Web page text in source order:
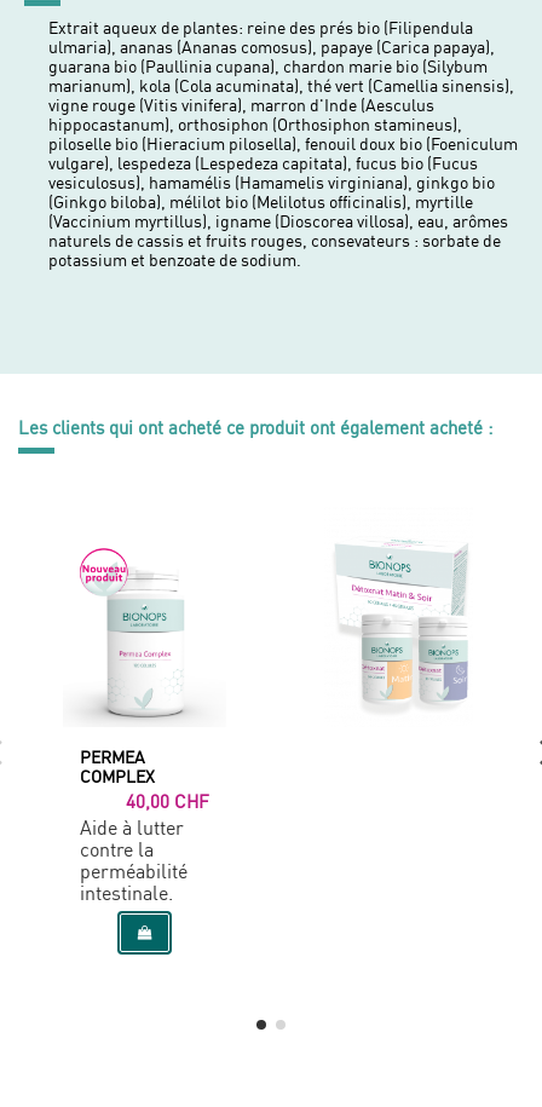
Extrait aqueux de plantes: reine des prés bio (Filipendula
ulmaria), ananas (Ananas comosus), papaye (Carica papaya),
guarana bio (Paullinia cupana), chardon marie bio (Silybum
marianum), kola (Cola acuminata), thé vert (Camellia sinensis),
vigne rouge (Vitis vinifera), marron d'Inde (Aesculus
hippocastanum), orthosiphon (Orthosiphon stamineus),
piloselle bio (Hieracium pilosella), fenouil doux bio (Foeniculum
vulgare), lespedeza (Lespedeza capitata), fucus bio (Fucus
vesiculosus), hamamélis (Hamamelis virginiana), ginkgo bio
(Ginkgo biloba), mélilot bio (Melilotus officinalis), myrtille
(Vaccinium myrtillus), igname (Dioscorea villosa), eau, arômes
naturels de cassis et fruits rouges, consevateurs : sorbate de
potassium et benzoate de sodium.
Les clients qui ont acheté ce produit ont également acheté :
PERMEA
COMPLEX
40,00 CHF
Aide à lutter
contre la
perméabilité
intestinale.